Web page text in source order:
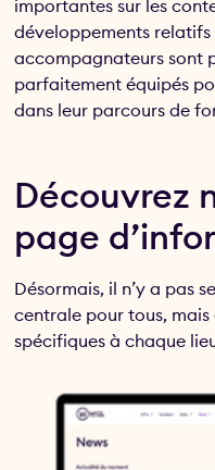
importantes sur les
développements relatifs
accompagnateurs sont
parfaitement équipés
dans leur parcours de
Découvrez
page
Désormais, il n’y a pas
centrale pour tous, mais
spécifiques à chaque